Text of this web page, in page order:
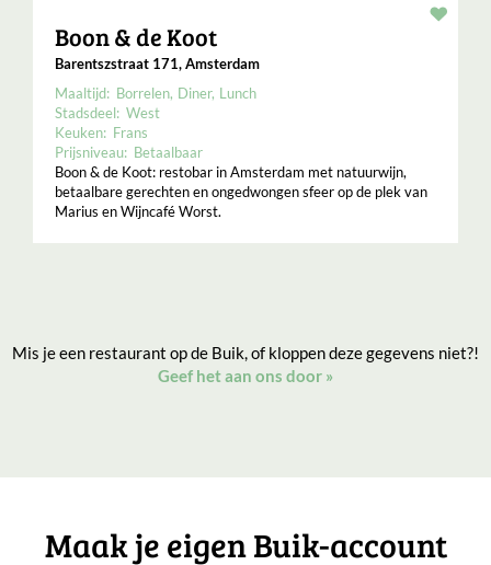
Boon & de Koot
Barentszstraat 171, Amsterdam
Maaltijd: Borrelen Diner Lunch
Stadsdeel: West
Keuken: Frans
Prijsniveau: Betaalbaar
Boon & de Koot: restobar in Amsterdam met natuurwijn,
betaalbare gerechten en ongedwongen sfeer op de plek van
Marius en Wijncafé Worst.
Mis je een restaurant op de Buik, of kloppen deze gegevens niet?!
Geef het aan ons door »
Maak je eigen Buik-account